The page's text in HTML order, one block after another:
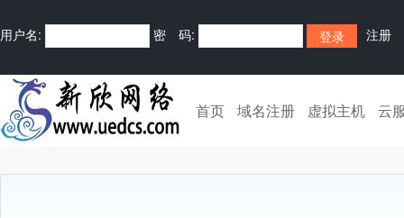
用户名: 密 码: 注册
首页 域名注册 虚拟主机 云